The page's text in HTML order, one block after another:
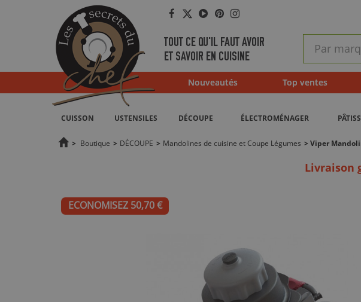
Facebook
Twitter
YouTube
Pinterest
Instagram
TOUT CE QU'IL FAUT AVOIR
ET SAVOIR EN CUISINE
rapide
Nouveautés Top ventes
CUISSON USTENSILES DÉCOUPE ÉLECTROMÉNAGER
> Boutique > DÉCOUPE > Mandolines de cuisine et Coupe Légumes > Viper
Livraison
ECONOMISEZ 50,70 €